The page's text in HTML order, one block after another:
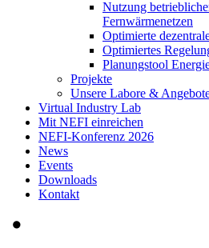
Nutzung
Fernwärmenetzen
Optimierte
Optimiertes
Planungstool
Projekte
Unsere Labore &
Virtual Industry Lab
Mit NEFI einreichen
NEFI-Konferenz 2026
News
Events
Downloads
Kontakt